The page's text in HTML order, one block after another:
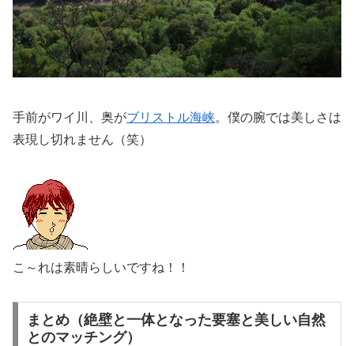
手前がワイ川、奥がブリストル海峡。僕の腕では美しさは
表現し切れません（笑）
こ～れは素晴らしいですね！！
まとめ（絶壁と一体となった要塞と美しい自然
とのマッチング）